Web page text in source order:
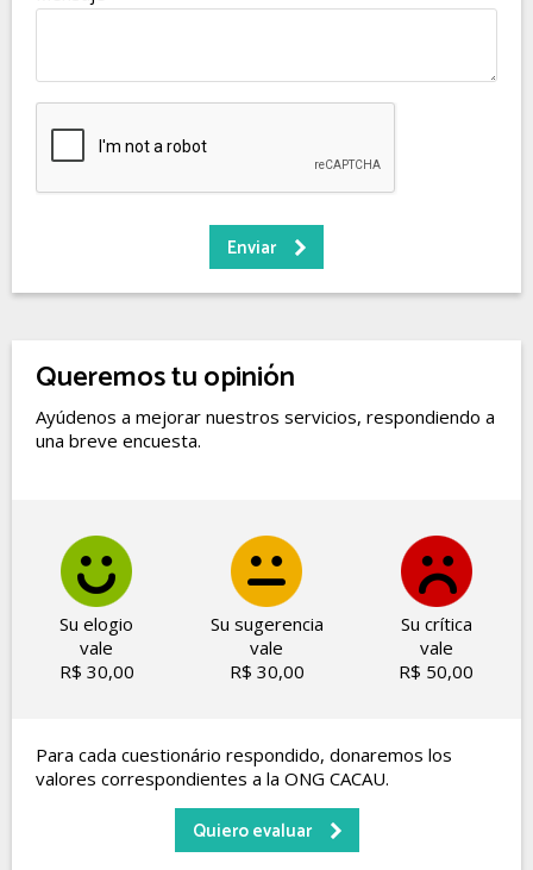
Queremos tu opinión
Ayúdenos a mejorar nuestros servicios, respondiendo a
una breve encuesta.
Su elogio
vale
R$ 30,00
Su sugerencia
vale
R$ 30,00
Su crítica
vale
R$ 50,00
Para cada cuestionário respondido, donaremos los
valores correspondientes a la ONG CACAU.
Quiero evaluar